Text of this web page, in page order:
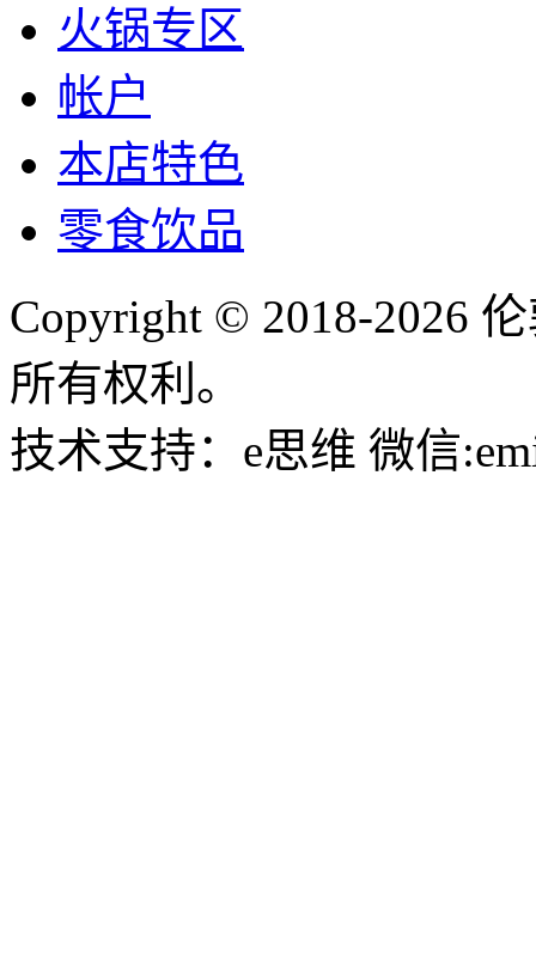
火锅专区
帐户
本店特色
零食饮品
Copyright © 2018-2026
所有权利。
技术支持：e思维 微信